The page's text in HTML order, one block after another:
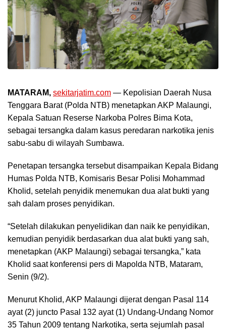
MATARAM, sekitarjatim.com — Kepolisian Daerah Nusa
Tenggara Barat (Polda NTB) menetapkan AKP Malaungi,
Kepala Satuan Reserse Narkoba Polres Bima Kota,
sebagai tersangka dalam kasus peredaran narkotika jenis
sabu-sabu di wilayah Sumbawa.
Penetapan tersangka tersebut disampaikan Kepala Bidang
Humas Polda NTB, Komisaris Besar Polisi Mohammad
Kholid, setelah penyidik menemukan dua alat bukti yang
sah dalam proses penyidikan.
“Setelah dilakukan penyelidikan dan naik ke penyidikan,
kemudian penyidik berdasarkan dua alat bukti yang sah,
menetapkan (AKP Malaungi) sebagai tersangka,” kata
Kholid saat konferensi pers di Mapolda NTB, Mataram,
Senin (9/2).
Menurut Kholid, AKP Malaungi dijerat dengan Pasal 114
ayat (2) juncto Pasal 132 ayat (1) Undang-Undang Nomor
35 Tahun 2009 tentang Narkotika, serta sejumlah pasal